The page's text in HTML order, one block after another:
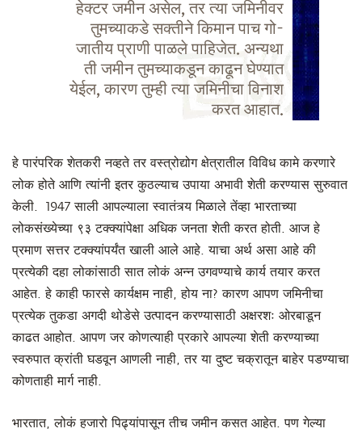
हेक्टर जमीन असेल, तर त्या जमिनीवर
तुमच्याकडे सक्तीने किमान पाच गो-
जातीय प्राणी पाळले पाहिजेत. अन्यथा
ती जमीन तुमच्याकडून काढून घेण्यात
येईल, कारण तुम्ही त्या जमिनीचा विनाश
करत आहात.
हे पारंपरिक शेतकरी नव्हते तर वस्त्रोद्योग क्षेत्रातील विविध कामे करणारे
लोक होते आणि त्यांनी इतर कुठल्याच उपाया अभावी शेती करण्यास सुरुवात
केली. 1947 साली आपल्याला स्वातंत्र्य मिळाले तेंव्हा भारताच्या
लोकसंख्येच्या ९३ टक्क्यांपेक्षा अधिक जनता शेती करत होती. आज हे
प्रमाण सत्तर टक्क्यांपर्यंत खाली आले आहे. याचा अर्थ असा आहे की
प्रत्येकी दहा लोकांसाठी सात लोकं अन्न उगवण्याचे कार्य तयार करत
आहेत. हे काही फारसे कार्यक्षम नाही, होय ना? कारण आपण जमिनीचा
प्रत्येक तुकडा अगदी थोडेसे उत्पादन करण्यासाठी अक्षरशः ओरबाडून
काढत आहोत. आपण जर कोणत्याही प्रकारे आपल्या शेती करण्याच्या
स्वरुपात क्रांती घडवून आणली नाही, तर या दुष्ट चक्रातून बाहेर पडण्याचा
कोणताही मार्ग नाही.
भारतात, लोकं हजारो पिढ्यांपासून तीच जमीन कसत आहेत. पण गेल्या